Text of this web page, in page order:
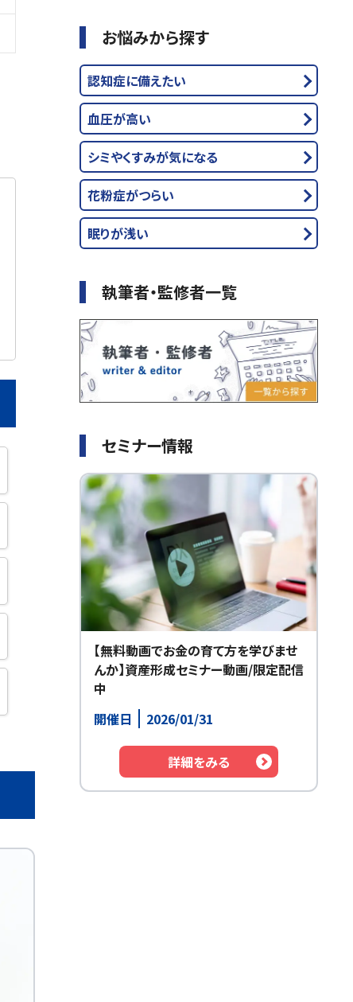
お悩みから探す
認知症に備えたい
血圧が高い
シミやくすみが気になる
花粉症がつらい
眠りが浅い
執筆者・監修者一覧
セミナー情報
【無料動画でお金の育て方を学びませ
んか】資産形成セミナー動画/限定配信
中
開催日
2026/01/31
詳細をみる